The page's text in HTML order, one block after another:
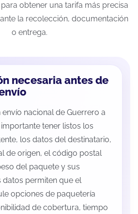
obtener una tarifa más precisa
la recolección, documentación
o entrega.
necesaria antes de
envío nacional de Guerrero a
tener listos los
los datos del destinatario,
de origen, el código postal
del paquete y sus
datos permiten que el
opciones de paquetería
de cobertura, tiempo